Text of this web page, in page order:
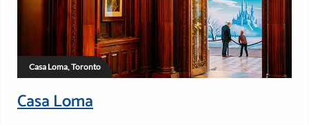
Casa Loma, Toronto
Casa Loma